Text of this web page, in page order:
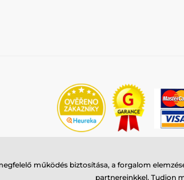
© 2026
működés biztosítása, a forgalom
partnereinkkel. Tudjon